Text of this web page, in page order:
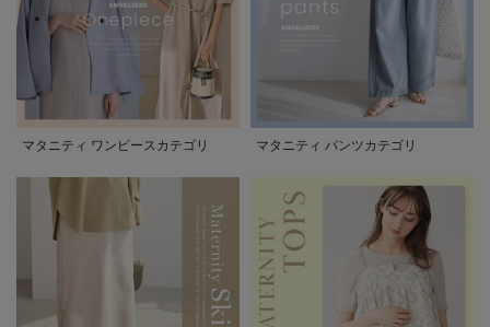
マタニティ ワンピースカテゴリ マタニティ パンツカテゴリ